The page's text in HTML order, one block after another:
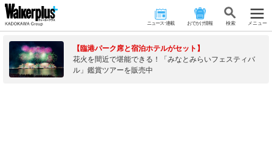
ニュース･連載 おでかけ情報 検 索 メニュー
【臨港パーク席と宿泊ホテルがセット】
花火を間近で堪能できる！「みなとみらいフェスティバ
ル」鑑賞ツアーを販売中